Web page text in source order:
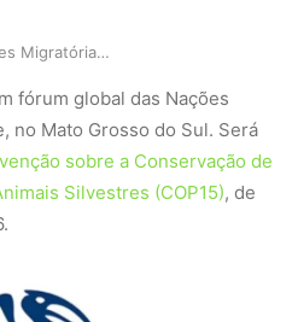
COP15 de Espécies Migratórias Silvestres será n…
fórum global das Nações
no Mato Grosso do Sul. Será
sobre a Conservação de
Silvestres (COP15), de